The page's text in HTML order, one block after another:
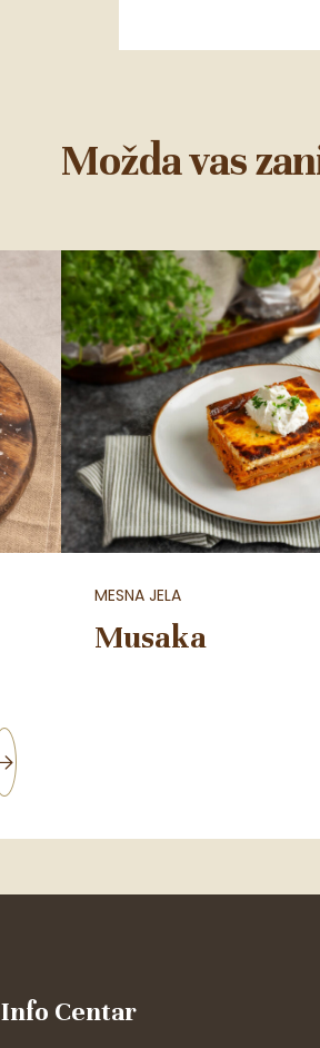
Možda vas
MESNA JELA
Musaka
Info Centar